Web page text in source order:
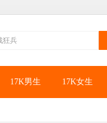
17K男生 17K女生